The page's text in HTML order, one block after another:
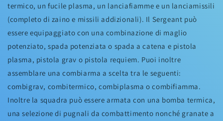
termico, un fucile plasma, un lanciafiamme e un lanciamissili
(completo di zaino e missili addizionali). Il Sergeant può
essere equipaggiato con una combinazione di maglio
potenziato, spada potenziata o spada a catena e pistola
plasma, pistola grav o pistola requiem. Puoi inoltre
assemblare una combiarma a scelta tra le seguenti:
combigrav, combitermico, combiplasma o combifiamma.
Inoltre la squadra può essere armata con una bomba termica,
una selezione di pugnali da combattimento nonché granate a